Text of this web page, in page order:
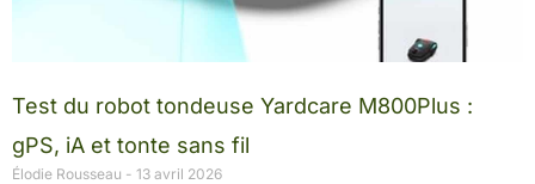
Test du robot tondeuse Yardcare M800Plus :
gPS, iA et tonte sans fil
Élodie Rousseau 13 avril 2026